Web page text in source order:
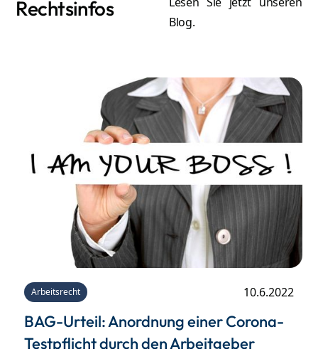
Mehr erfahren
Rechtsinfos
Blog.
Arbeitsrecht 10.6.2022
BAG-Urteil: Anordnung einer Corona-
Testpflicht durch den Arbeitgeber